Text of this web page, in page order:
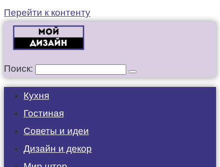
Перейти к контенту
Поиск:
Кухня
Гостиная
Советы и идеи
Дизайн и декор